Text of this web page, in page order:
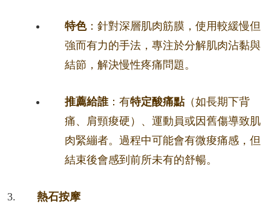
特色：針對深層肌肉筋膜，使用較緩慢但
強而有力的手法，專注於分解肌肉沾黏與
結節，解決慢性疼痛問題。
推薦給誰：有特定酸痛點（如長期下背
痛、肩頸痠硬）、運動員或因舊傷導致肌
肉緊繃者。過程中可能會有微痠痛感，但
結束後會感到前所未有的舒暢。
熱石按摩